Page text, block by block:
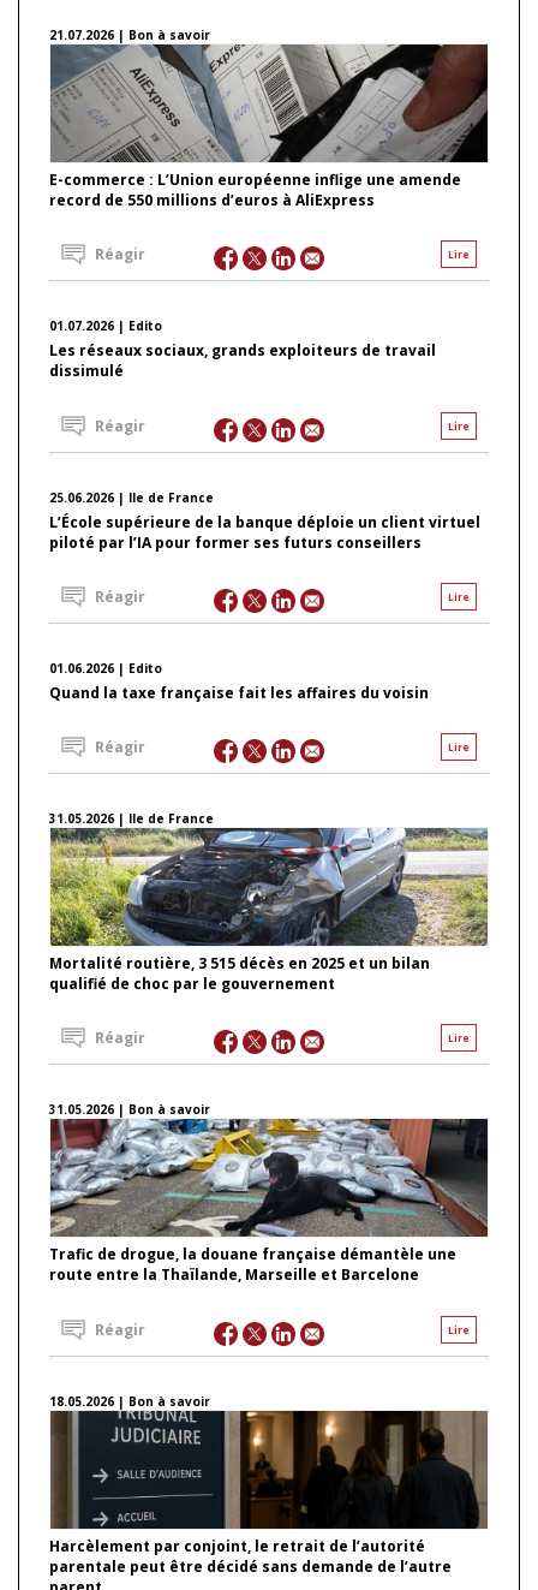
21.07.2026 | Bon à savoir
E-commerce : L’Union européenne inflige une amende
record de 550 millions d’euros à AliExpress
Lire
Réagir
01.07.2026 | Edito
Les réseaux sociaux, grands exploiteurs de travail
dissimulé
Lire
Réagir
25.06.2026 | Ile de France
L’École supérieure de la banque déploie un client virtuel
piloté par l’IA pour former ses futurs conseillers
Lire
Réagir
01.06.2026 | Edito
Quand la taxe française fait les affaires du voisin
Lire
Réagir
31.05.2026 | Ile de France
Mortalité routière, 3 515 décès en 2025 et un bilan
qualifié de choc par le gouvernement
Lire
Réagir
31.05.2026 | Bon à savoir
Trafic de drogue, la douane française démantèle une
route entre la Thaïlande, Marseille et Barcelone
Lire
Réagir
18.05.2026 | Bon à savoir
Harcèlement par conjoint, le retrait de l’autorité
parentale peut être décidé sans demande de l’autre